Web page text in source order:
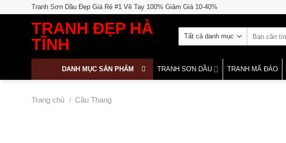
to
Tranh Sơn Dầu Đẹp Giá Rẻ #1 Vẽ Tay 100% Giảm Giá 10-40%
TRANH ĐẸP HÀ
TĨNH
kiếm:
DANH MỤC SẢN PHẨM TRANH SƠN DẦU TRANH MÃ ĐÁO
Trang chủ / Cầu Thang